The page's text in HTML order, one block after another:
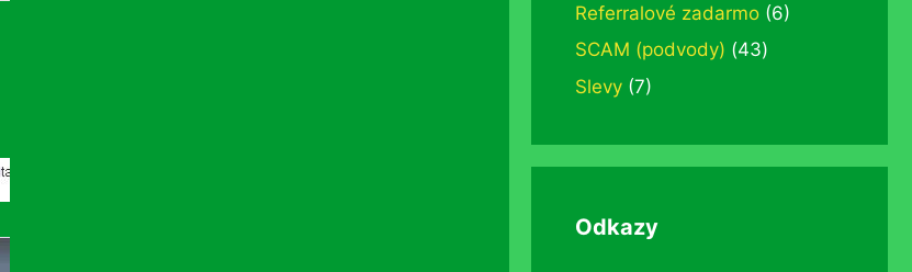
Referralové zadarmo (6)
SCAM (podvody) (43)
Slevy (7)
Odkazy